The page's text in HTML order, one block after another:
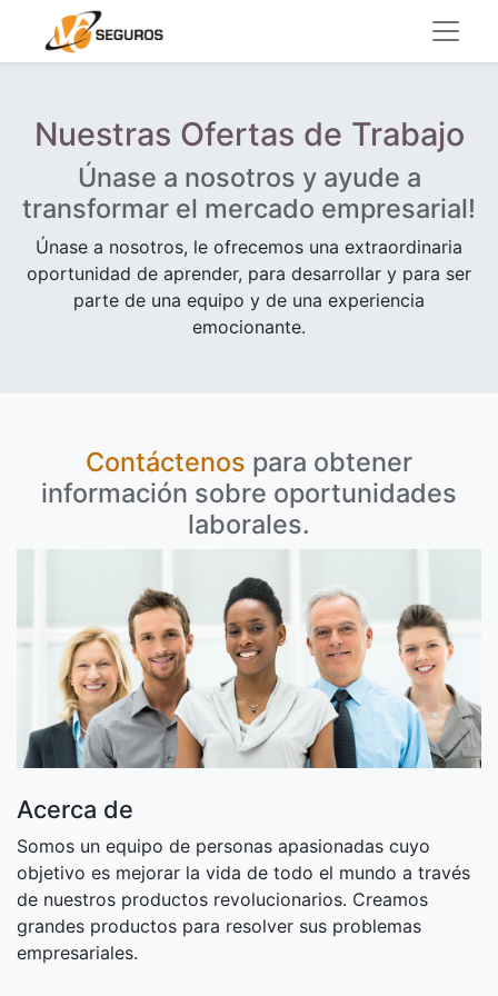
Nuestras Ofertas de Trabajo
Únase a nosotros y ayude a
transformar el mercado empresarial!
Únase a nosotros, le ofrecemos una extraordinaria
oportunidad de aprender, para desarrollar y para ser
parte de una equipo y de una experiencia
emocionante.
Contáctenos para obtener
información sobre oportunidades
laborales.
Acerca de
Somos un equipo de personas apasionadas cuyo
objetivo es mejorar la vida de todo el mundo a través
de nuestros productos revolucionarios. Creamos
grandes productos para resolver sus problemas
empresariales.